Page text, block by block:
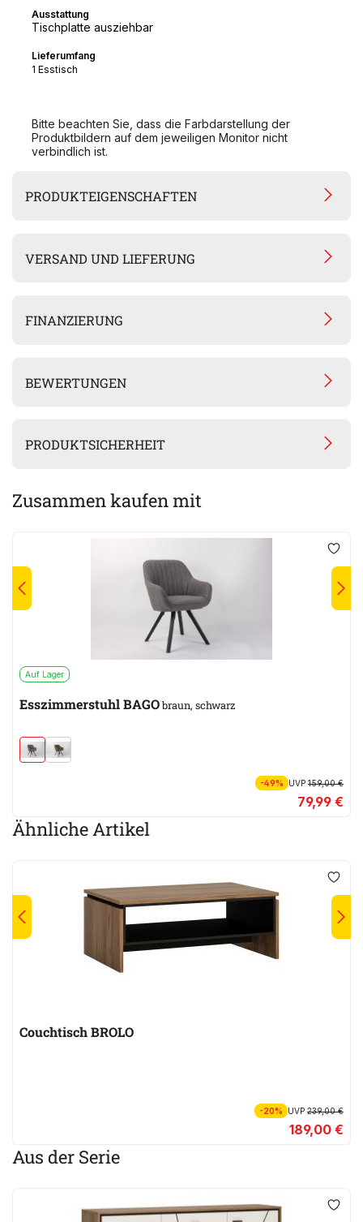
Ausstattung
Tischplatte ausziehbar
Lieferumfang
1 Esstisch
Bitte beachten Sie, dass die Farbdarstellung der
Produktbildern auf dem jeweiligen Monitor nicht
verbindlich ist.
PRODUKTEIGENSCHAFTEN
VERSAND UND LIEFERUNG
FINANZIERUNG
BEWERTUNGEN
PRODUKTSICHERHEIT
Zusammen kaufen mit
Auf Lager
Esszimmerstuhl BAGObraun, schwarz
-49% UVP159,00 €
79,99 €
Ähnliche Artikel
Couchtisch BROLO
-20% UVP239,00 €
189,00 €
Aus der Serie